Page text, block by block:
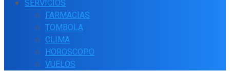
SERVICIOS
FARMACIAS
TOMBOLA
CLIMA
HOROSCOPO
VUELOS